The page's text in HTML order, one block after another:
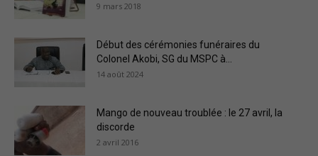
9 mars 2018
Début des cérémonies funéraires du
Colonel Akobi, SG du MSPC à...
14 août 2024
Mango de nouveau troublée : le 27 avril, la
discorde
2 avril 2016